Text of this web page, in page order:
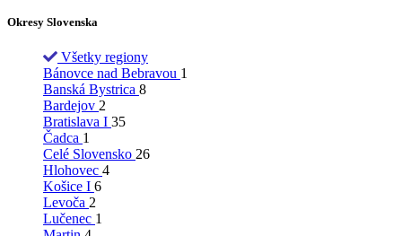
Okresy Slovenska
Všetky regiony
Bánovce nad Bebravou 1
Banská Bystrica 8
Bardejov 2
Bratislava I 35
Čadca 1
Celé Slovensko 26
Hlohovec 4
Košice I 6
Levoča 2
Lučenec 1